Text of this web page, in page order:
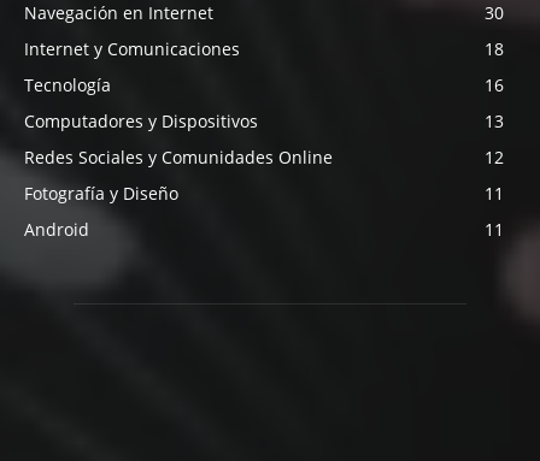
Navegación en Internet
30
Internet y Comunicaciones
18
Tecnología
16
Computadores y Dispositivos
13
Redes Sociales y Comunidades Online
12
Fotografía y Diseño
11
Android
11